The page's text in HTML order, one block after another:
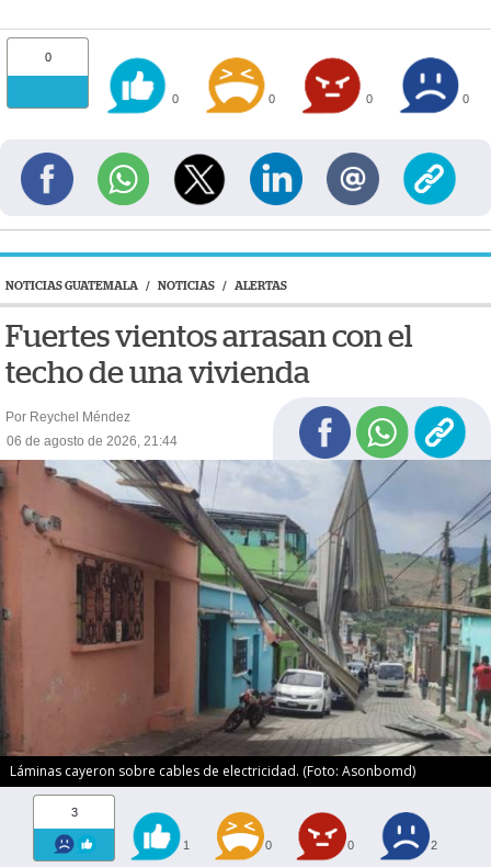
0
0 0 0 0
NOTICIAS GUATEMALA / NOTICIAS / ALERTAS
Fuertes vientos arrasan con el
techo de una vivienda
Por Reychel Méndez
06 de agosto de 2026, 21:44
Láminas cayeron sobre cables de electricidad. (Foto: Asonbomd)
3
1 0 0 2